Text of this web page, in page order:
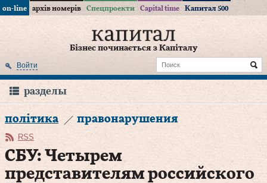
on-line архів номерів Спецпроекти Capital time Капитал 500
Бізнес починається з Капіталу
Войти
разделы
політика правонарушения
RSS
СБУ: Четырем
представителям российского